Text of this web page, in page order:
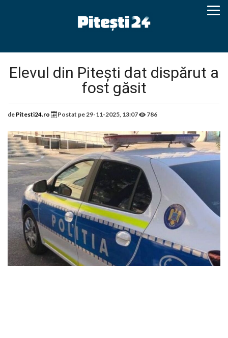
Elevul din Pitești dat dispărut a
fost găsit
de Pitesti24.ro Postat pe29-11-2025, 13:07 786